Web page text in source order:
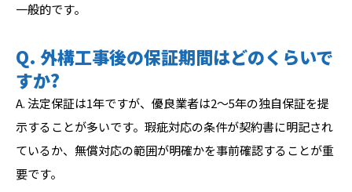
一般的です。
Q. 外構工事後の保証期間はどのくらいで
すか?
A. 法定保証は1年ですが、優良業者は2〜5年の独自保証を提
示することが多いです。瑕疵対応の条件が契約書に明記され
ているか、無償対応の範囲が明確かを事前確認することが重
要です。